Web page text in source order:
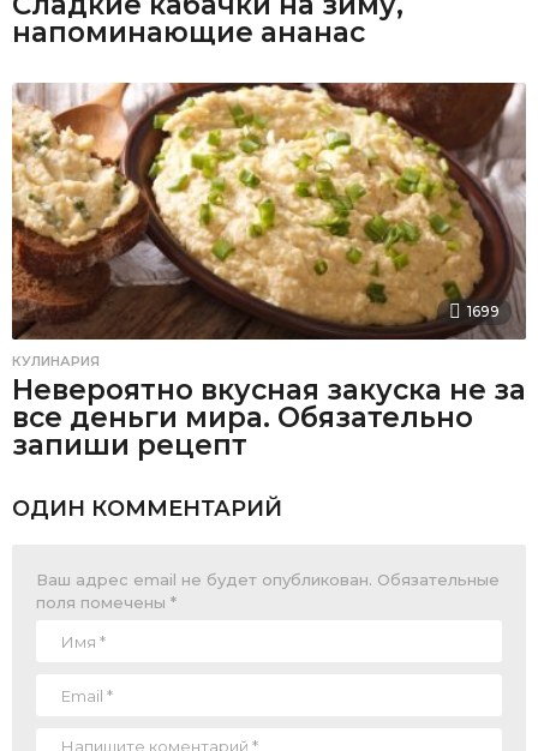
напоминающие ананас
1699
КУЛИНАРИЯ
Невероятно вкусная закуска не за
все деньги мира. Обязательно
запиши рецепт
ОДИН КОММЕНТАРИЙ
Ваш адрес email не будет опубликован. Обязательные
поля помечены *